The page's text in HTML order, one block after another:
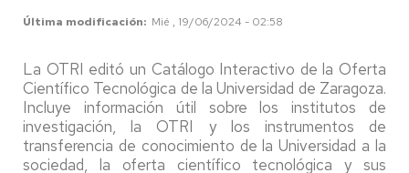
Última modificación Mié , 19/06/2024 - 02:58
La OTRI editó un Catálogo Interactivo de la Oferta
Científico Tecnológica de la Universidad de Zaragoza.
Incluye información útil sobre los institutos de
investigación, la OTRI y los instrumentos de
transferencia de conocimiento de la Universidad a la
sociedad, la oferta científico tecnológica y sus